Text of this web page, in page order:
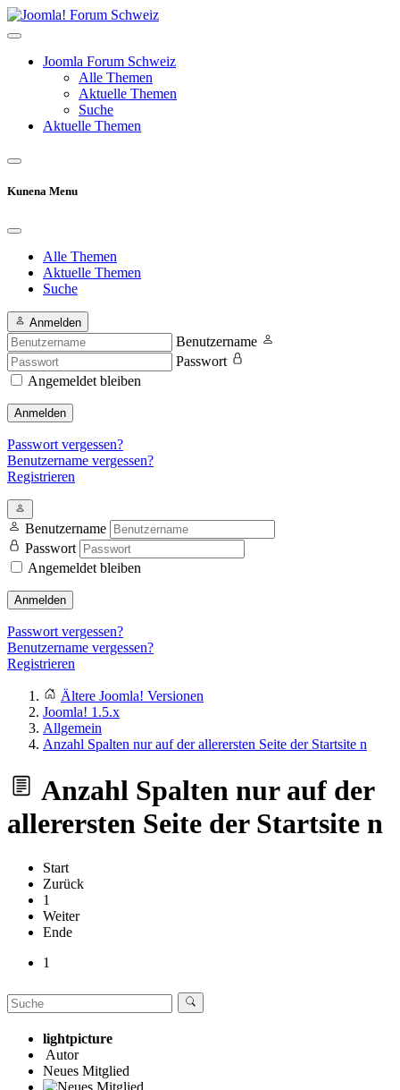
Joomla Forum Schweiz
Alle Themen
Aktuelle Themen
Suche
Aktuelle Themen
Kunena Menu
Alle Themen
Aktuelle Themen
Suche
Anmelden
Benutzername
Passwort
Angemeldet bleiben
Anmelden
Passwort vergessen?
Benutzername vergessen?
Registrieren
Benutzername
Passwort
Angemeldet bleiben
Anmelden
Passwort vergessen?
Benutzername vergessen?
Registrieren
Ältere Joomla! Versionen
Joomla! 1.5.x
Allgemein
Anzahl Spalten nur auf der allerersten Seite der Startsite n
Anzahl Spalten nur auf der
allerersten Seite der Startsite n
Start
Zurück
1
Weiter
Ende
1
lightpicture
Autor
Neues Mitglied